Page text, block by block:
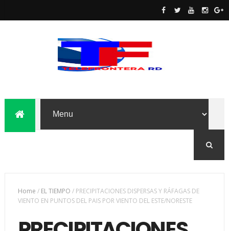
Home / EL TIEMPO / PRECIPITACIONES DISPERSAS Y RÁFAGAS DE
VIENTO EN PUNTOS DEL PAIS POR VIENTO DEL ESTE/NORESTE